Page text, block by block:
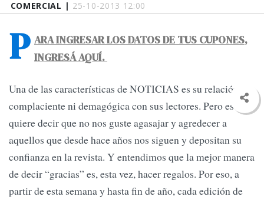
COMERCIAL | 25-10-2013 12:00
P ARA INGRESAR LOS DATOS DE TUS CUPONES,
INGRESÁ AQUÍ.
Una de las características de NOTICIAS es su relación no
complaciente ni demagógica con sus lectores. Pero eso no
quiere decir que no nos guste agasajar y agredecer a
aquellos que desde hace años nos siguen y depositan su
confianza en la revista. Y entendimos que la mejor manera
de decir “gracias” es, esta vez, hacer regalos. Por eso, a
partir de esta semana y hasta fin de año, cada edición de